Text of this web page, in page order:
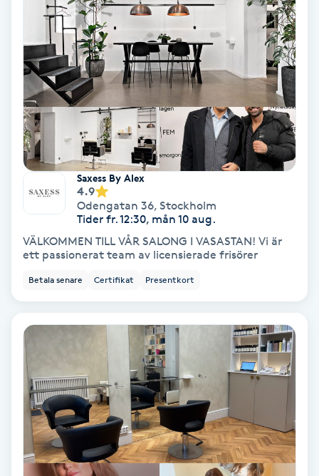
Kroppspeeling
Käkledsbehandling
Kärlbehandling
Laserbehandling
Lashlift Keratin
LED-ljusterapi
Liktornar
LPG-behandling
LPG-massage
Luggklippning
Saxess By Alex
4.9
Odengatan 36, Stockholm
Tider fr. 12:30, mån 10 aug.
VÄLKOMMEN TILL VÅR SALONG I VASASTAN! Vi är
ett passionerat team av licensierade frisörer
Betala senare Certifikat Presentkort